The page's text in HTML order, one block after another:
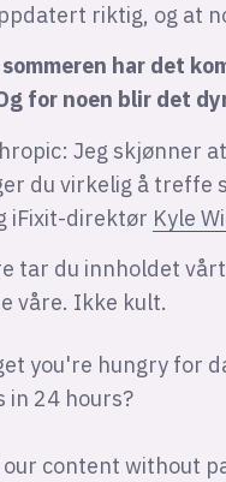
riktig, og at
har det
for noen blir det
Jeg skjønner
du virkelig å treffe
iFixit-direktør Kyle
tar du innholdet
våre. Ikke kult.
you're hungry for
in 24 hours?
content without